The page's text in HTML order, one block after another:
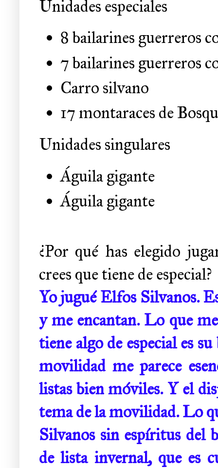
Unidades especiales
8 bailarines guerreros
7 bailarines guerreros
Carro silvano
17 montaraces de
Unidades singulares
Águila gigante
Águila gigante
¿Por qué has elegido
crees que tiene de especial?
Yo jugué Elfos Silvanos.
y me encantan. Lo que
tiene algo de especial es
movilidad me parece
listas bien móviles. Y el
tema de la movilidad. Lo
Silvanos sin espíritus del
de lista invernal, que es